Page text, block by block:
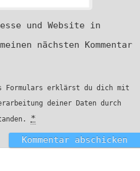
und Website in
nächsten Kommentar
Formulars erklärst du dich mit
deiner Daten durch
*